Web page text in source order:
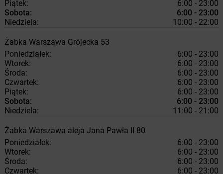
Piątek:
6:00 - 23:00
Sobota:
6:00 - 23:00
Niedziela:
10:00 - 22:00
Żabka Warszawa Grójecka 53
Poniedziałek:
6:00 - 23:00
Wtorek:
6:00 - 23:00
Środa:
6:00 - 23:00
Czwartek:
6:00 - 23:00
Piątek:
6:00 - 23:00
Sobota:
6:00 - 23:00
Niedziela:
11:00 - 21:00
Żabka Warszawa aleja Jana Pawła II 80
Poniedziałek:
6:00 - 23:00
Wtorek:
6:00 - 23:00
Środa:
6:00 - 23:00
Czwartek:
6:00 - 23:00